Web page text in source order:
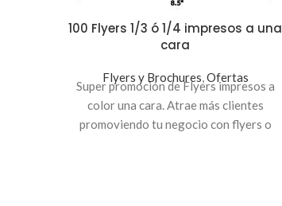
100 Flyers 1/3 ó 1/4 impresos a una
cara
Flyers y Brochures,Ofertas
Super promoción de Flyers impresos a
color una cara. Atrae más clientes
promoviendo tu negocio con flyers o